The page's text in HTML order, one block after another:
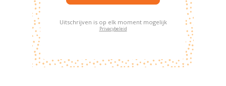
Uitschrijven is op elk moment mogelijk
Privacybeleid